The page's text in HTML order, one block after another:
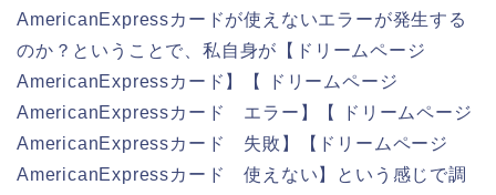
AmericanExpressカードが使えないエラーが発生する
のか？ということで、私自身が【ドリームページ
AmericanExpressカード】【 ドリームページ
AmericanExpressカード エラー】【 ドリームページ
AmericanExpressカード 失敗】【ドリームページ
AmericanExpressカード 使えない】という感じで調